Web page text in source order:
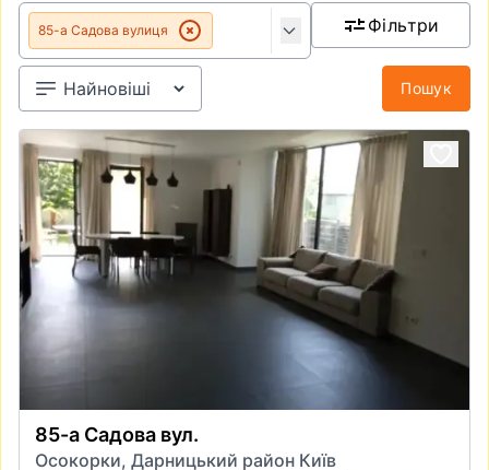
85-а Садова вулиця Фільтри
Пошук
85-а Садова вул.
Осокорки, Дарницький район Київ